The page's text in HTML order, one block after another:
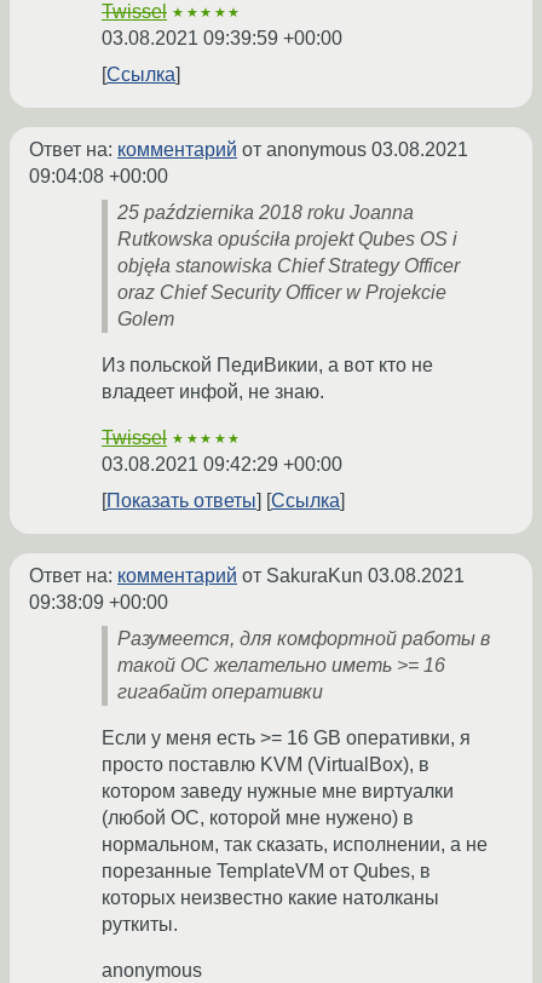
Twissel ★★★★★
03.08.2021 09:39:59 +00:00
Ссылка
Ответ на: комментарий от anonymous 03.08.2021
09:04:08 +00:00
25 października 2018 roku Joanna
Rutkowska opuściła projekt Qubes OS i
objęła stanowiska Chief Strategy Officer
oraz Chief Security Officer w Projekcie
Golem
Из польской ПедиВикии, а вот кто не
владеет инфой, не знаю.
Twissel ★★★★★
03.08.2021 09:42:29 +00:00
Показать ответы
Ссылка
Ответ на: комментарий от SakuraKun 03.08.2021
09:38:09 +00:00
Разумеется, для комфортной работы в
такой ОС желательно иметь >= 16
гигабайт оперативки
Если у меня есть >= 16 GB оперативки, я
просто поставлю KVM (VirtualBox), в
котором заведу нужные мне виртуалки
(любой ОС, которой мне нужено) в
нормальном, так сказать, исполнении, а не
порезанные TemplateVM от Qubes, в
которых неизвестно какие натолканы
руткиты.
anonymous